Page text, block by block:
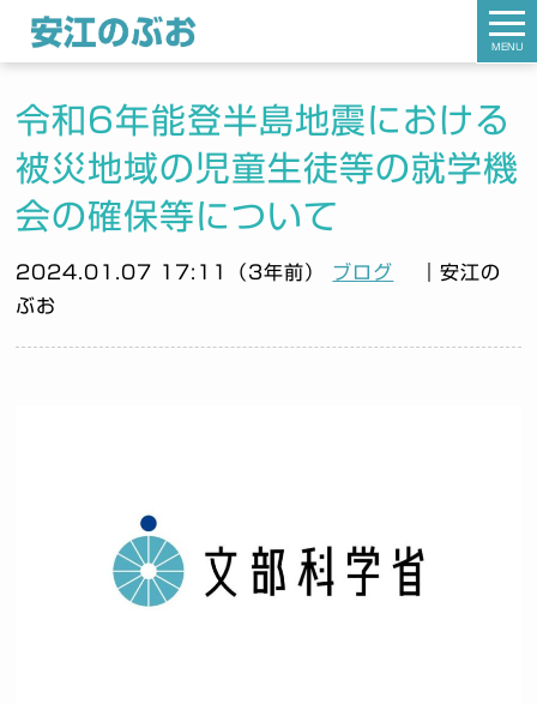
令和6年能登半島地震における
被災地域の児童生徒等の就学機
会の確保等について
2024.01.07 17:11（3年前） ブログ
｜安江の
ぶお
MENU